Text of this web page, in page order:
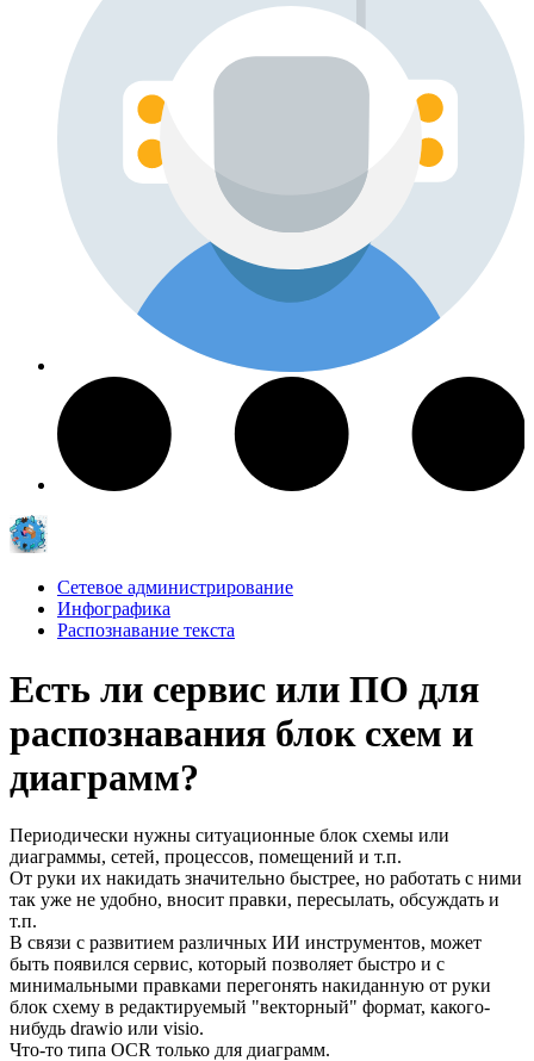
Сетевое администрирование
Инфографика
Распознавание текста
Есть ли сервис или ПО для
распознавания блок схем и
диаграмм?
Периодически нужны ситуационные блок схемы или
диаграммы, сетей, процессов, помещений и т.п.
От руки их накидать значительно быстрее, но работать с ними
так уже не удобно, вносит правки, пересылать, обсуждать и
т.п.
В связи с развитием различных ИИ инструментов, может
быть появился сервис, который позволяет быстро и с
минимальными правками перегонять накиданную от руки
блок схему в редактируемый "векторный" формат, какого-
нибудь drawio или visio.
Что-то типа OCR только для диаграмм.